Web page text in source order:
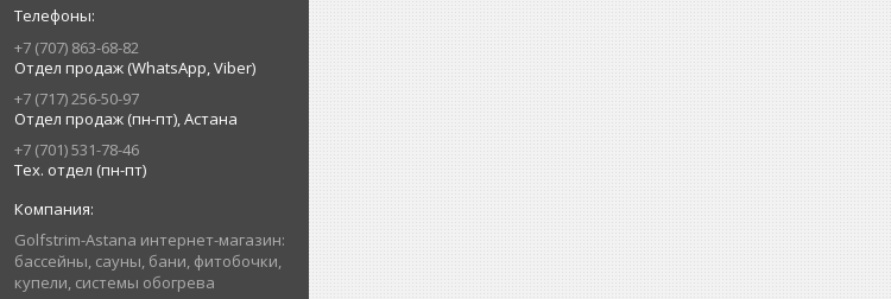
+7 (707) 863-68-82
Отдел продаж (WhatsApp, Viber)
+7 (717) 256-50-97
Отдел продаж (пн-пт), Астана
+7 (701) 531-78-46
Тех. отдел (пн-пт)
Golfstrim-Astana интернет-магазин:
бассейны, сауны, бани, фитобочки,
купели, системы обогрева